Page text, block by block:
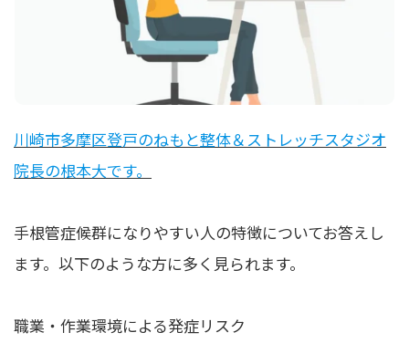
川崎市多摩区登戸のねもと整体＆ストレッチスタジオ
院長の根本大です。
手根管症候群になりやすい人の特徴についてお答えし
ます。以下のような方に多く見られます。
職業・作業環境による発症リスク